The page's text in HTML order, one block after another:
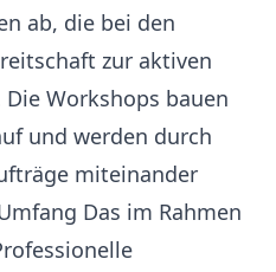
ab, die bei den
zur aktiven
Workshops bauen
und werden durch
miteinander
Das im Rahmen